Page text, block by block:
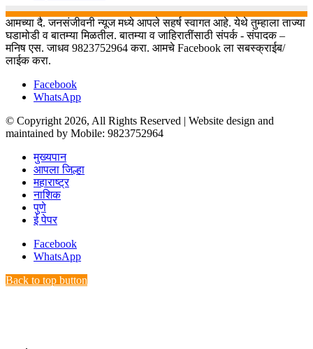
आमच्या दै. जनसंजीवनी न्यूज मध्ये आपले सहर्ष स्वागत आहे. येथे तुम्हाला ताज्या
घडामोडी व बातम्या मिळतील. बातम्या व जाहिरातींसाठी संपर्क - संपादक –
मनिष एस. जाधव 9823752964 करा. आमचे Facebook ला सबस्क्राईब/
लाईक करा.
Facebook
WhatsApp
© Copyright 2026, All Rights Reserved | Website design and
maintained by Mobile: 9823752964
मुख्यपान
आपला जिल्हा
महाराष्ट्र
नाशिक
पुणे
ई पेपर
Facebook
WhatsApp
Back to top button